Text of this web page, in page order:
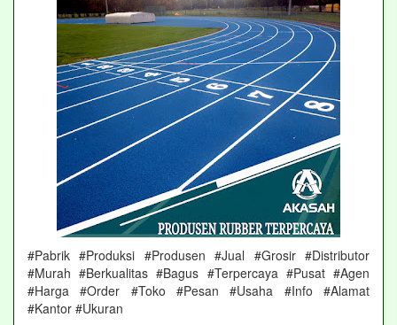
#Pabrik #Produksi #Produsen #Jual #Grosir #Distributor
#Murah #Berkualitas #Bagus #Terpercaya #Pusat #Agen
#Harga #Order #Toko #Pesan #Usaha #Info #Alamat
#Kantor #Ukuran